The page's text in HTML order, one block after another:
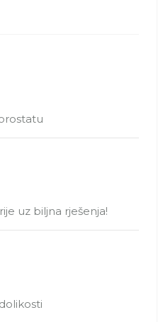
uz biljna rješenja!